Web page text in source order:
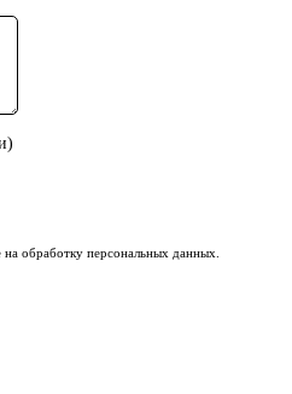
обработку персональных данных.